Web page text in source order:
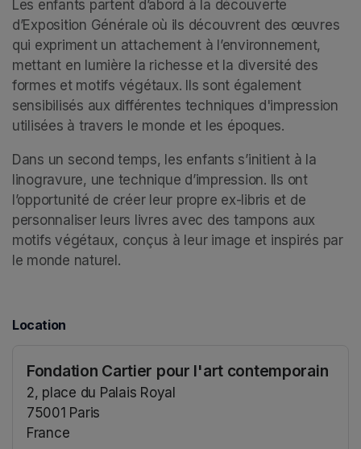
Les enfants partent d’abord à la découverte
d’Exposition Générale où ils découvrent des œuvres
qui expriment un attachement à l’environnement,
mettant en lumière la richesse et la diversité des
formes et motifs végétaux. Ils sont également
sensibilisés aux différentes techniques d'impression
utilisées à travers le monde et les époques.
Dans un second temps, les enfants s’initient à la
linogravure, une technique d’impression. Ils ont
l’opportunité de créer leur propre ex-libris et de
personnaliser leurs livres avec des tampons aux
motifs végétaux, conçus à leur image et inspirés par
le monde naturel.
Location
Fondation Cartier pour l'art contemporain
2, place du Palais Royal
75001 Paris
France